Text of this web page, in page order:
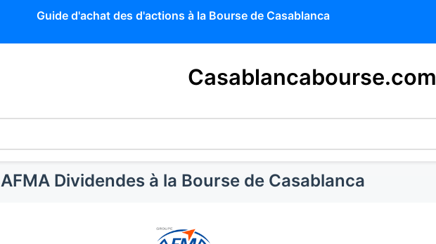
Guide d'achat des d'actions à la Bourse de Casablanca
Casablancabourse.com
AFMA Dividendes à la Bourse de Casablanca